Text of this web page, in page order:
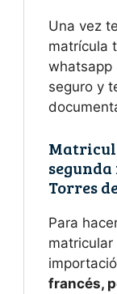
Una vez
matrícula
whatsapp
seguro y
Torres
Para
francés,